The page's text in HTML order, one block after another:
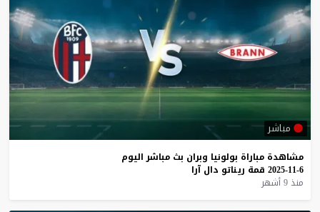
مباشر
مشاهدة مباراة بولونيا وبران بث مباشر اليوم
6-11-2025
قمة ريناتو دال آرا
منذ 9 أشهر